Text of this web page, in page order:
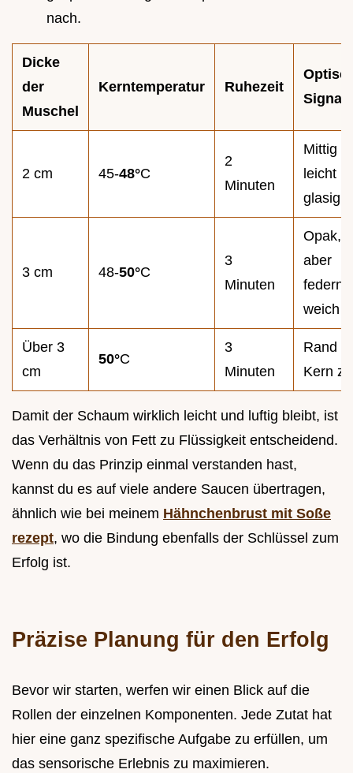
nach.
Dicke
der
Muschel
Kerntemperatur Ruhezeit
Signal
2 cm 45-48°C
2
Minuten
Mittig
leicht
glasig
3 cm 48-50°C
3
Minuten
Opak,
aber
federnd
weich
Über 3
cm
50°C
3
Minuten
Rand
Kern
Damit der Schaum wirklich leicht und luftig bleibt, ist
das Verhältnis von Fett zu Flüssigkeit entscheidend.
Wenn du das Prinzip einmal verstanden hast,
kannst du es auf viele andere Saucen übertragen,
ähnlich wie bei meinem Hähnchenbrust mit Soße
rezept, wo die Bindung ebenfalls der Schlüssel zum
Erfolg ist.
Präzise Planung für den Erfolg
Bevor wir starten, werfen wir einen Blick auf die
Rollen der einzelnen Komponenten. Jede Zutat hat
hier eine ganz spezifische Aufgabe zu erfüllen, um
das sensorische Erlebnis zu maximieren.